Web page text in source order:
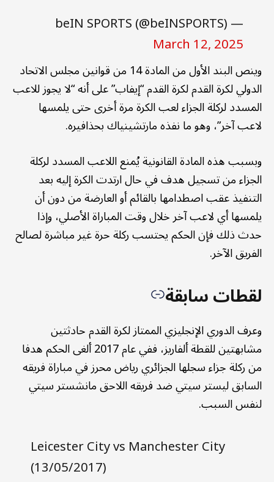
— beIN SPORTS (@beINSPORTS)
March 12, 2025
وينص البند الأول من المادة 14 من قوانين مجلس الاتحاد
الدولي لكرة القدم لكرة القدم “إيفاب” على أنه “لا يجوز للاعب
المسدد لركلة الجزاء لعب الكرة مرة أخرى حتى يلمسها
لاعب آخر”، وهو ما نفذه مارتشينياك بحذافيره.
وبسبب هذه المادة القانونية يُمنع اللاعب المسدد لركلة
الجزاء من تسجيل هدف في حال ارتدت الكرة إليه بعد
التنفيذ عقب اصطدامها بالقائم أو العارضة من دون أن
يلمسها أي لاعب آخر خلال وقت المباراة الأصلي، وإذا
حدث ذلك فإن الحكم يحتسب ركلة حرة غير مباشرة لصالح
الفريق الآخر.
لقطات سابقة
وعرف الدوري الإنجليزي الممتاز لكرة القدم حادثتين
مشابهتين للقطة ألفاريز، ففي عام 2017 ألغى الحكم هدفا
من ركلة جزاء سجلها الجزائري رياض محرز في مباراة فريقه
السابق ليستر سيتي ضد فريقه اللاحق مانشستر سيتي
لنفس السبب.
Leicester City vs Manchester City
(13/05/2017)